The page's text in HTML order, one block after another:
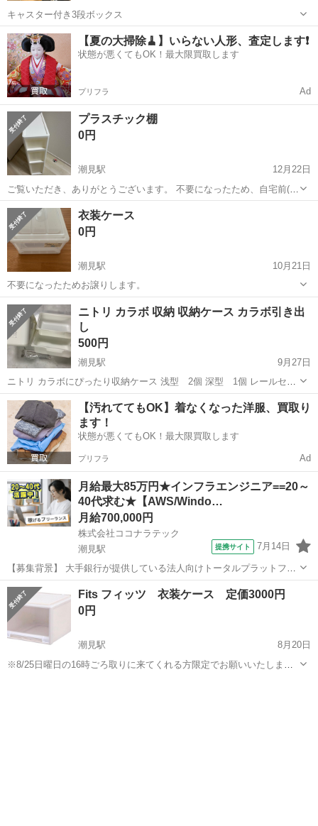
キャスター付き3段ボックス
東京 江東区 潮見駅 収納家具 ボックス
【夏の大掃除🧹】いらない人形、査定します❗️
状態が悪くてもOK！最大限買取します
プリフラ Ad
プラスチック棚
0円
潮見駅
12月22日
ご覧いただき、ありがとうございます。 不要になったため、自宅前(潮
見駅付近)でお引き取りいただける方にお譲りします。 ※ 幅18×奥行
40×高さ71cm
東京 千代田区
衣装ケース
0円
潮見駅
10月21日
不要になったためお譲りします。
東京 江東区 潮見駅 収納家具 ケース
ニトリ カラボ 収納 収納ケース カラボ引き出
し
500円
潮見駅
9月27日
ニトリ カラボにぴったり収納ケース 浅型 2個 深型 1個 レールセッ
ト（2個入り）1個 まとめてセットです。 購入しましたが未使用のまま
自宅保管していました。
東京 江東区 潮見駅 収納家具 カラボ
【汚れててもOK】着なくなった洋服、買取り
ます！
状態が悪くてもOK！最大限買取します
プリフラ Ad
月給最大85万円★インフラエンジニア==20～
40代求む★【AWS/Windo…
月給700,000円
株式会社ココナラテック
潮見駅
提携サイト 7月14日
【募集背景】 大手銀行が提供している法人向けトータルプラットフォ
ームにおいて、設計標準および利用しているミドルウェアのバージョ
ンアップ対応が必要となっているため、その対応をご支援いただきま
す。 【作業内容】 AWS上に構築...
東京 潮見駅 エンジニア
Fits フィッツ 衣装ケース 定価3000円
0円
潮見駅
8月20日
※8/25日曜日の16時ごろ取りに来てくれる方限定でお願いいたしま